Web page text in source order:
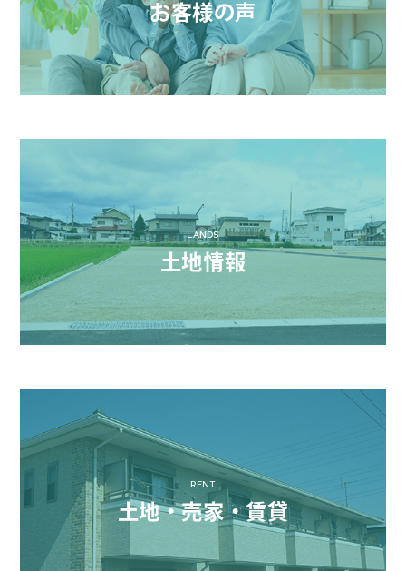
お客様の声
LANDS
土地情報
RENT
土地・売家・賃貸